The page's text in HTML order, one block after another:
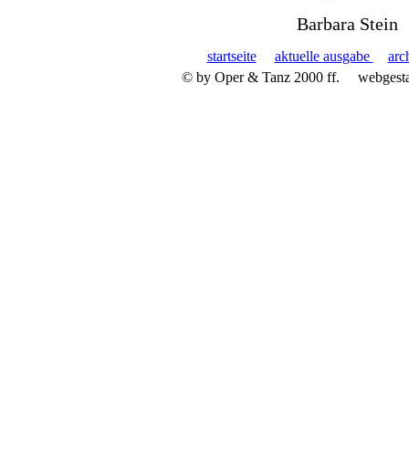
Barbara Stein
startseite aktuelle ausgabe
© by Oper & Tanz 2000 ff.